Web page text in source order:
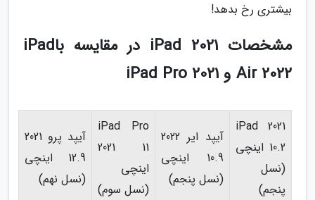
بیشتری رخ بدهد!
مشخصات iPad 2021 در مقایسه باiPad
Air 2022 و iPad Pro 2021
iPad 2021
10.2 اینچی
(نسل
پنجم)
آیپد ایر 2022
10.9 اینچی
(نسل پنجم)
iPad Pro
2021 11
اینچی
(نسل سوم)
آیپد پرو 2021
12.9 اینچی
(نسل نهم)